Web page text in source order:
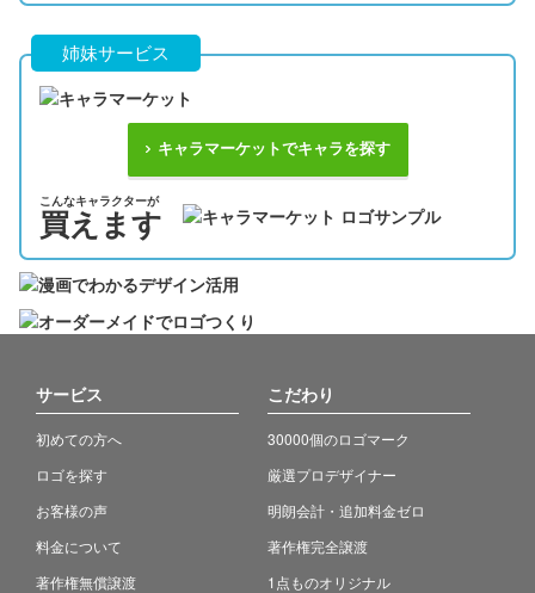
姉妹サービス
キャラマーケットでキャラを探す
こんなキャラクターが
買えます
サービス
初めての方へ
ロゴを探す
お客様の声
料金について
著作権無償譲渡
こだわり
30000個のロゴマーク
厳選プロデザイナー
明朗会計・追加料金ゼロ
著作権完全譲渡
1点ものオリジナル